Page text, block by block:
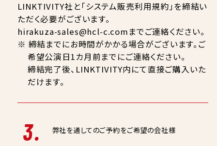
LINKTIVITY社と「システム販売利用規約」を締結い
ただく必要がございます。
hirakuza-sales@hcl-c.comまでご連絡ください。
※ 締結までにお時間がかかる場合がございます。ご
希望公演日1カ月前までにご連絡ください。
締結完了後、LINKTIVITY内にて直接ご購入いた
だけます。
3. 弊社を通してのご予約をご希望の会社様